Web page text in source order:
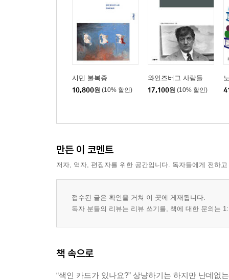
시민 불복종
10,800원 (10% 할인)
와인즈버그 사람들
17,100원 (10% 할인)
만든 이 코멘트
저자, 역자, 편집자를 위한 공간입니다. 독자들에게 전하
접수된 글은 확인을 거쳐 이 곳에 게재됩니다.
독자 분들의 리뷰는 리뷰 쓰기를, 책에 대한 문의는
책 속으로
“색인 카드가 있나요?” 상냥하기는 하지만 난데없